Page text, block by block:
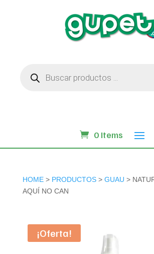
productos
0 Items
HOME> PRODUCTOS> GUAU >
AQUÍ NO CAN
¡Oferta!